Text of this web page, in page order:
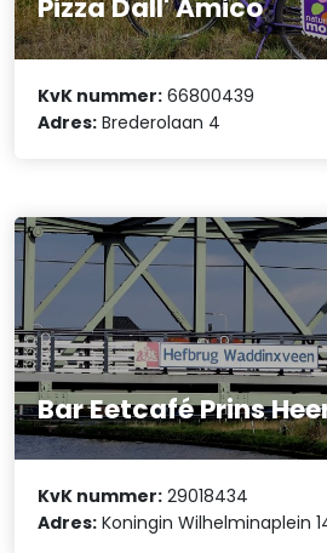
Pizza Dall' Amico
KvK nummer: 66800439
Adres: Brederolaan 4
Bar Eetcafé Prins
KvK nummer: 29018434
Adres: Koningin Wilhelminaplein